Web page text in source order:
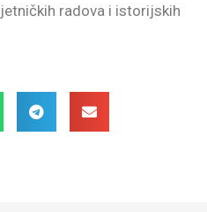
radova i istorijskih